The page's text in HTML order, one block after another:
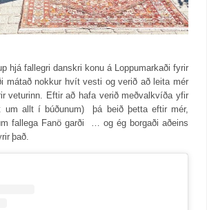
hjá fallegri danskri konu á Loppumarkaði fyrir
mátað nokkur hvít vesti og verið að leita mér
veturinn. Eftir að hafa verið meðvalkvíða yfir
um allt í búðunum) þá beið þetta eftir mér,
fallega Fanö garði … og ég borgaði aðeins
það.